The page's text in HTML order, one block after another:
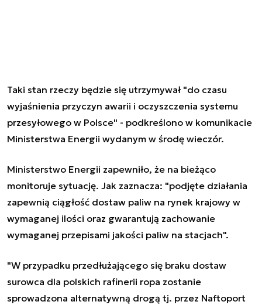
Taki stan rzeczy będzie się utrzymywał "do czasu
wyjaśnienia przyczyn awarii i oczyszczenia systemu
przesyłowego w Polsce" - podkreślono w komunikacie
Ministerstwa Energii wydanym w środę wieczór.
Ministerstwo Energii zapewniło, że na bieżąco
monitoruje sytuację. Jak zaznacza: "podjęte działania
zapewnią ciągłość dostaw paliw na rynek krajowy w
wymaganej ilości oraz gwarantują zachowanie
wymaganej przepisami jakości paliw na stacjach".
"W przypadku przedłużającego się braku dostaw
surowca dla polskich rafinerii ropa zostanie
sprowadzona alternatywną drogą tj. przez Naftoport